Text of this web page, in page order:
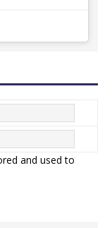
and used to